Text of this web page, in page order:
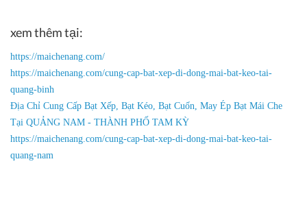
xem thêm tại:
https://maichenang.com/
https://maichenang.com/cung-cap-bat-xep-di-dong-mai-bat-keo-tai-
quang-binh
Địa Chỉ Cung Cấp Bạt Xếp, Bạt Kéo, Bạt Cuốn, May Ép Bạt Mái Che
Tại QUẢNG NAM - THÀNH PHỐ TAM KỲ
https://maichenang.com/cung-cap-bat-xep-di-dong-mai-bat-keo-tai-
quang-nam